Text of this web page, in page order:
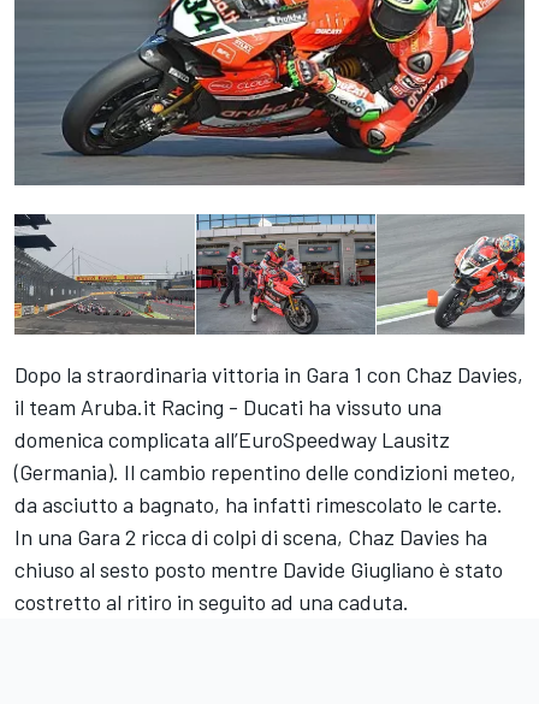
Dopo la straordinaria vittoria in Gara 1 con Chaz Davies,
il team Aruba.it Racing - Ducati ha vissuto una
domenica complicata all’EuroSpeedway Lausitz
(Germania). Il cambio repentino delle condizioni meteo,
da asciutto a bagnato, ha infatti rimescolato le carte.
In una Gara 2 ricca di colpi di scena, Chaz Davies ha
chiuso al sesto posto mentre Davide Giugliano è stato
costretto al ritiro in seguito ad una caduta.